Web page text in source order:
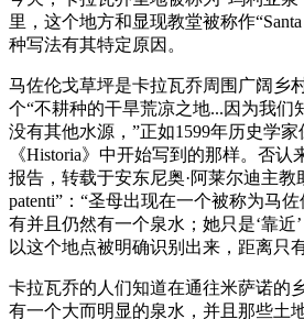
里，这个地方和显现教堂被称作“Santa
种写法有其特定原因。
马佐伦戈草坪是卡拉瓦乔周围广阔乡
个“不耕种的干旱荒凉之地...因为我们
没有其他水源，”正如1599年历史学家
《Historia》中开始写到的那样。否
报告，转载于安东尼奥·阿莱尔迪主教
patenti”：“圣母出现在一个被称为马
有并且仍然有一个泉水；她只是‘靠近
以这个地点被明确识别出来，距离只
卡拉瓦乔的人们知道在通往米萨诺的
有一个大而明显的泉水，并且那些土